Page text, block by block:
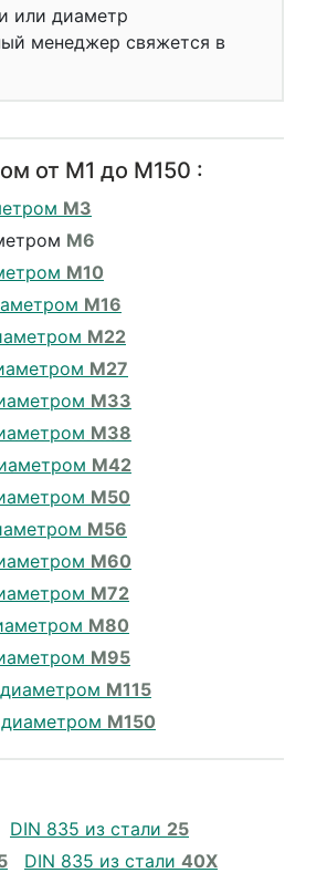
или диаметр
менеджер свяжется в
от М1 до М150 :
М3
М6
М10
М16
М22
М27
М33
М38
М42
М50
М56
М60
М72
М80
М95
М115
М150
DIN 835 из стали 25
DIN 835 из стали 40Х